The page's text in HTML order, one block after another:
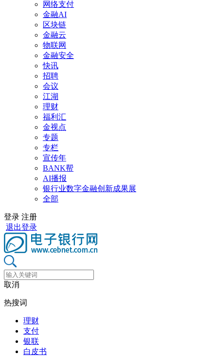
网络支付
金融AI
区块链
金融云
物联网
金融安全
快讯
招聘
会议
江湖
理财
福利汇
金视点
专题
专栏
宣传年
BANK帮
AI播报
银行业数字金融创新成果展
全部
登录 注册
退出登录
取消
热搜词
理财
支付
银联
白皮书